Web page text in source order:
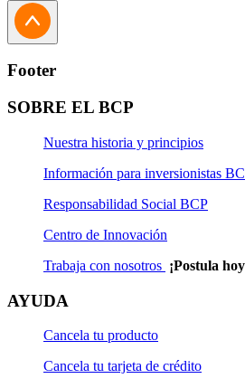
Footer
SOBRE EL BCP
Nuestra historia y principios
Información para inversionistas
Responsabilidad Social BCP
Centro de Innovación
Trabaja con nosotros ¡Postula
AYUDA
Cancela tu producto
Cancela tu tarjeta de crédito